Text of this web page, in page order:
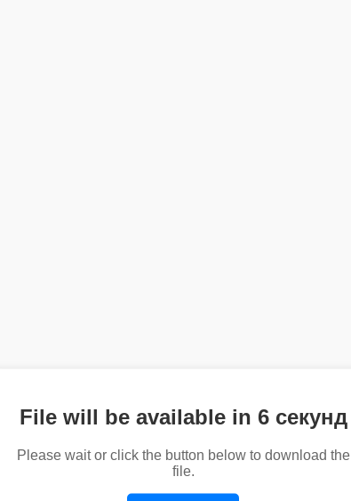
File will be available in 6 секунд
Please wait or click the button below to download the
file.